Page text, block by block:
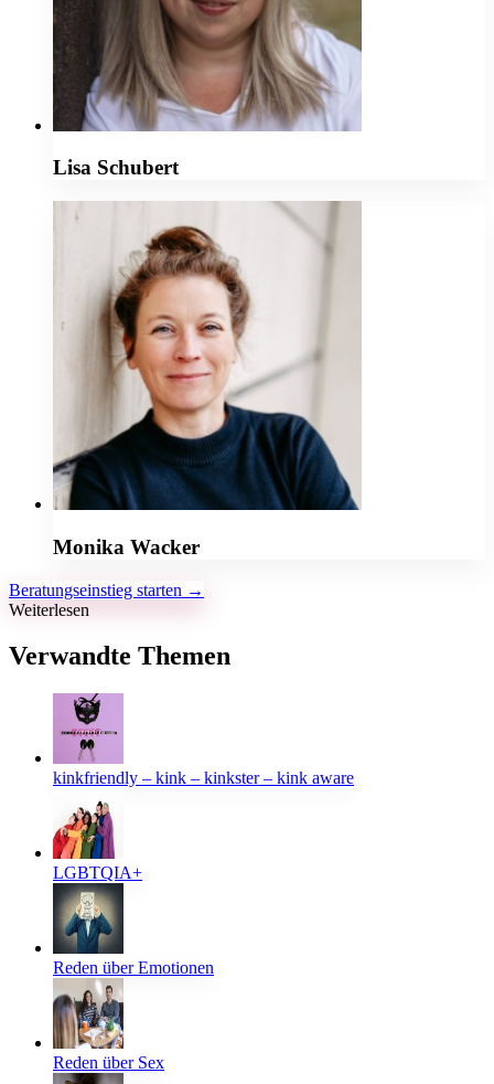
Lisa Schubert
Monika Wacker
Beratungseinstieg starten →
Weiterlesen
Verwandte Themen
kinkfriendly – kink – kinkster – kink aware
LGBTQIA+
Reden über Emotionen
Reden über Sex